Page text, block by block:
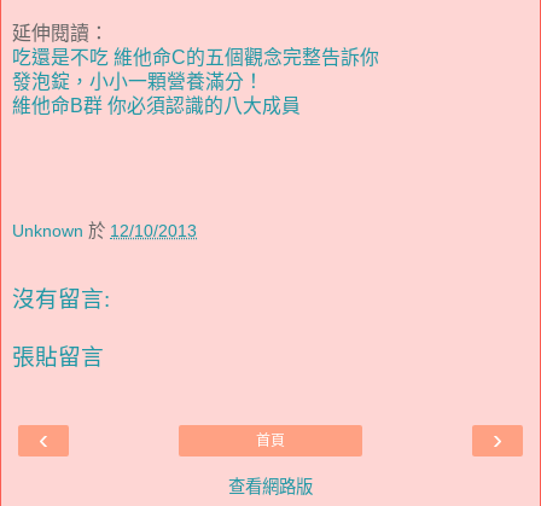
延伸閱讀：
吃還是不吃 維他命C的五個觀念完整告訴你
發泡錠，小小一顆營養滿分！
維他命B群 你必須認識的八大成員
Unknown 於 12/10/2013
沒有留言:
張貼留言
‹ ›
首頁
查看網路版